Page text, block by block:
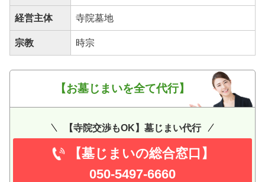
経営主体 寺院墓地
宗教 時宗
【お墓じまいを全て代行】
【寺院交渉もOK】墓じまい代行
【墓じまいの総合窓口】
050-5497-6660